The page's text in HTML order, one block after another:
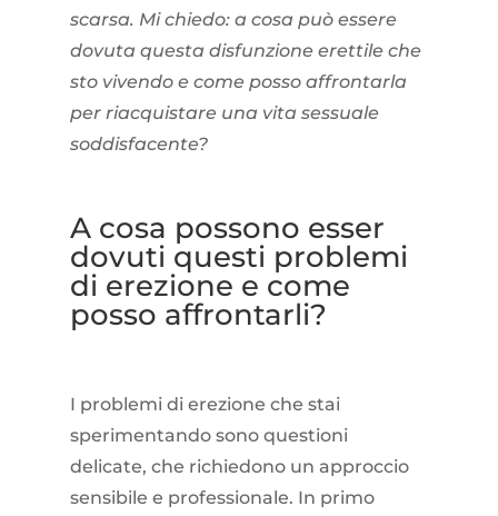
scarsa. Mi chiedo: a cosa può essere
dovuta questa disfunzione erettile che
sto vivendo e come posso affrontarla
per riacquistare una vita sessuale
soddisfacente?
A cosa possono esser
dovuti questi problemi
di erezione e come
posso affrontarli?
I problemi di erezione che stai
sperimentando sono questioni
delicate, che richiedono un approccio
sensibile e professionale. In primo